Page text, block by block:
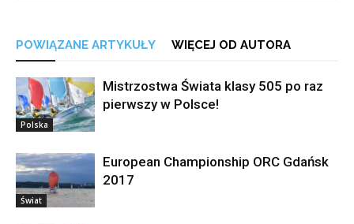
POWIĄZANE ARTYKUŁY WIĘCEJ OD AUTORA
Polska
Mistrzostwa Świata klasy 505 po raz
pierwszy w Polsce!
Świat
European Championship ORC Gdańsk
2017